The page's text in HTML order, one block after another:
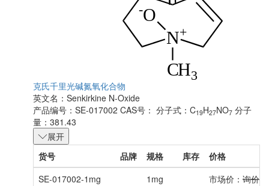
克氏千里光碱氮氧化合物
英文名： Senkirkine N-Oxide
产品编号：SE-017002 CAS号： 分子式：C19H27NO7 分子
量：381.43
展开
货号
品牌 规格 库存
价格
SE-017002-1mg
1mg 市场价： 询价